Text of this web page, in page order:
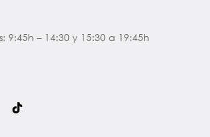
9:45h – 14:30 y 15:30 a 19:45h